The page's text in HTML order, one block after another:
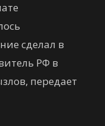
сделал в
РФ в
передает